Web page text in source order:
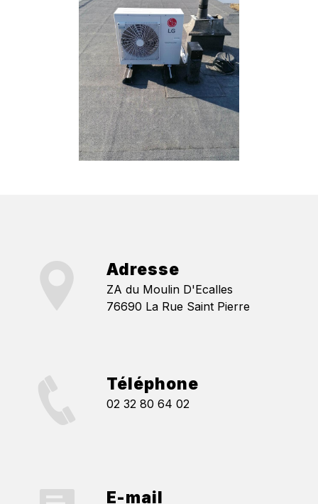
Adresse
ZA du Moulin D'Ecalles
76690 La Rue Saint Pierre
Téléphone
02 32 80 64 02
E-mail